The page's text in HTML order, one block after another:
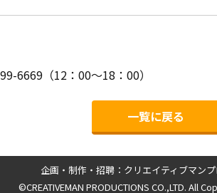
6669（12：00～18：00）
一覧に戻る
企画・制作・招聘：クリエイティブマン
©CREATIVEMAN PRODUCTIONS CO.,LTD. All